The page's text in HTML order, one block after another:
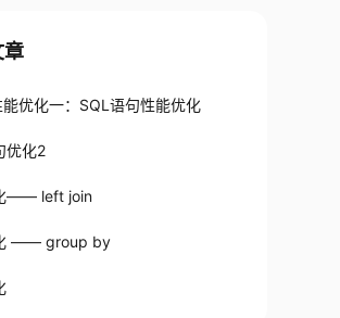
章
优化一：SQL语句性能优化
优化2
—— left join
—— group by